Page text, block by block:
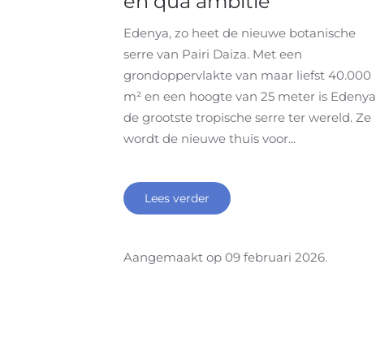
Edenya, zo heet de nieuwe botanische
serre van Pairi Daiza. Met een
grondoppervlakte van maar liefst 40.000
m² en een hoogte van 25 meter is Edenya
de grootste tropische serre ter wereld. Ze
wordt de nieuwe thuis voor...
Lees verder
Aangemaakt op 09 februari 2026.